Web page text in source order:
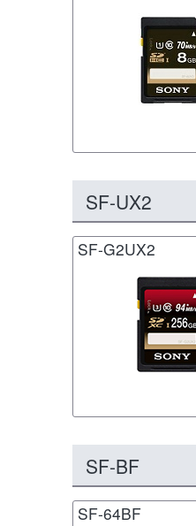
SF-UX2
SF-G2UX2
SF-BF
SF-64BF